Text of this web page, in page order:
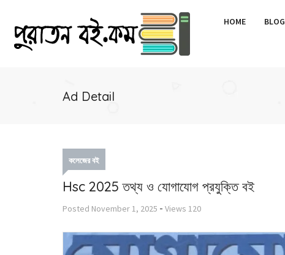
HOME BLOG
Ad Detail
কলেজের বই
Hsc 2025 তথ্য ও যোগাযোগ প্রযুক্তি বই
Posted November 1, 2025 - Views 120